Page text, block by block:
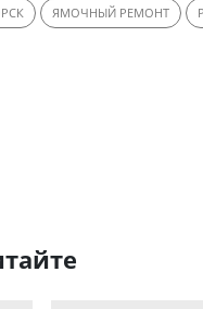
ЯМОЧНЫЙ РЕМОНТ